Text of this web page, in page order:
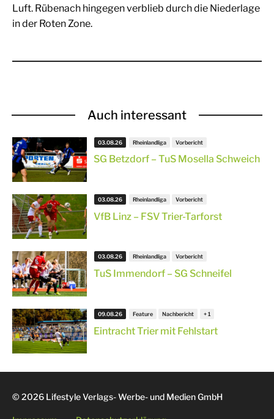
Luft. Rübenach hingegen verblieb durch die Niederlage
in der Roten Zone.
Auch interessant
SG Betzdorf – TuS Mosella Schweich
03.08.26 Rheinlandliga Vorbericht
VfB Linz – FSV Trier-Tarforst
03.08.26 Rheinlandliga Vorbericht
TuS Immendorf – SG Schneifel
03.08.26 Rheinlandliga Vorbericht
Eintracht Trier mit Fehlstart
09.08.26 Feature Nachbericht
© 2026 Lifestyle Verlags- Werbe- und Medien GmbH